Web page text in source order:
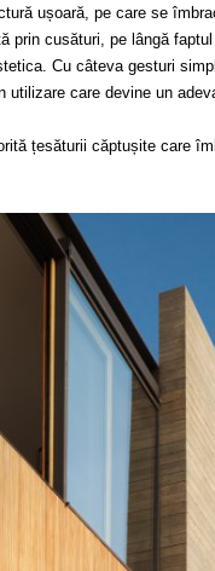
ușoară, pe care se
prin cusături, pe lângă
Cu câteva gesturi
care devine un
țesăturii căptușite care